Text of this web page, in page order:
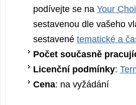
podívejte se na Your
sestavenou dle vašeho
sestavené tematické a
Počet současně
Licenční podmínky:
Cena: na vyžádání